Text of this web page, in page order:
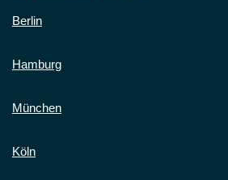
Berlin
Hamburg
München
Köln